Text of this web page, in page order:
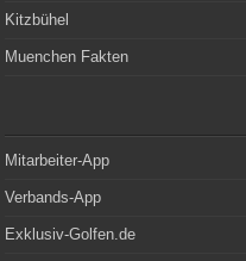
Kitzbühel
Muenchen Fakten
Mitarbeiter-App
Verbands-App
Exklusiv-Golfen.de